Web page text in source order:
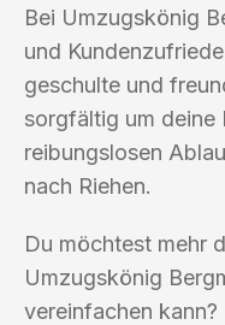
Bei Umzugskönig
und
geschulte und
sorgfältig um deine
reibungslosen
nach Riehen.
Du möchtest mehr
Umzugskönig
vereinfachen